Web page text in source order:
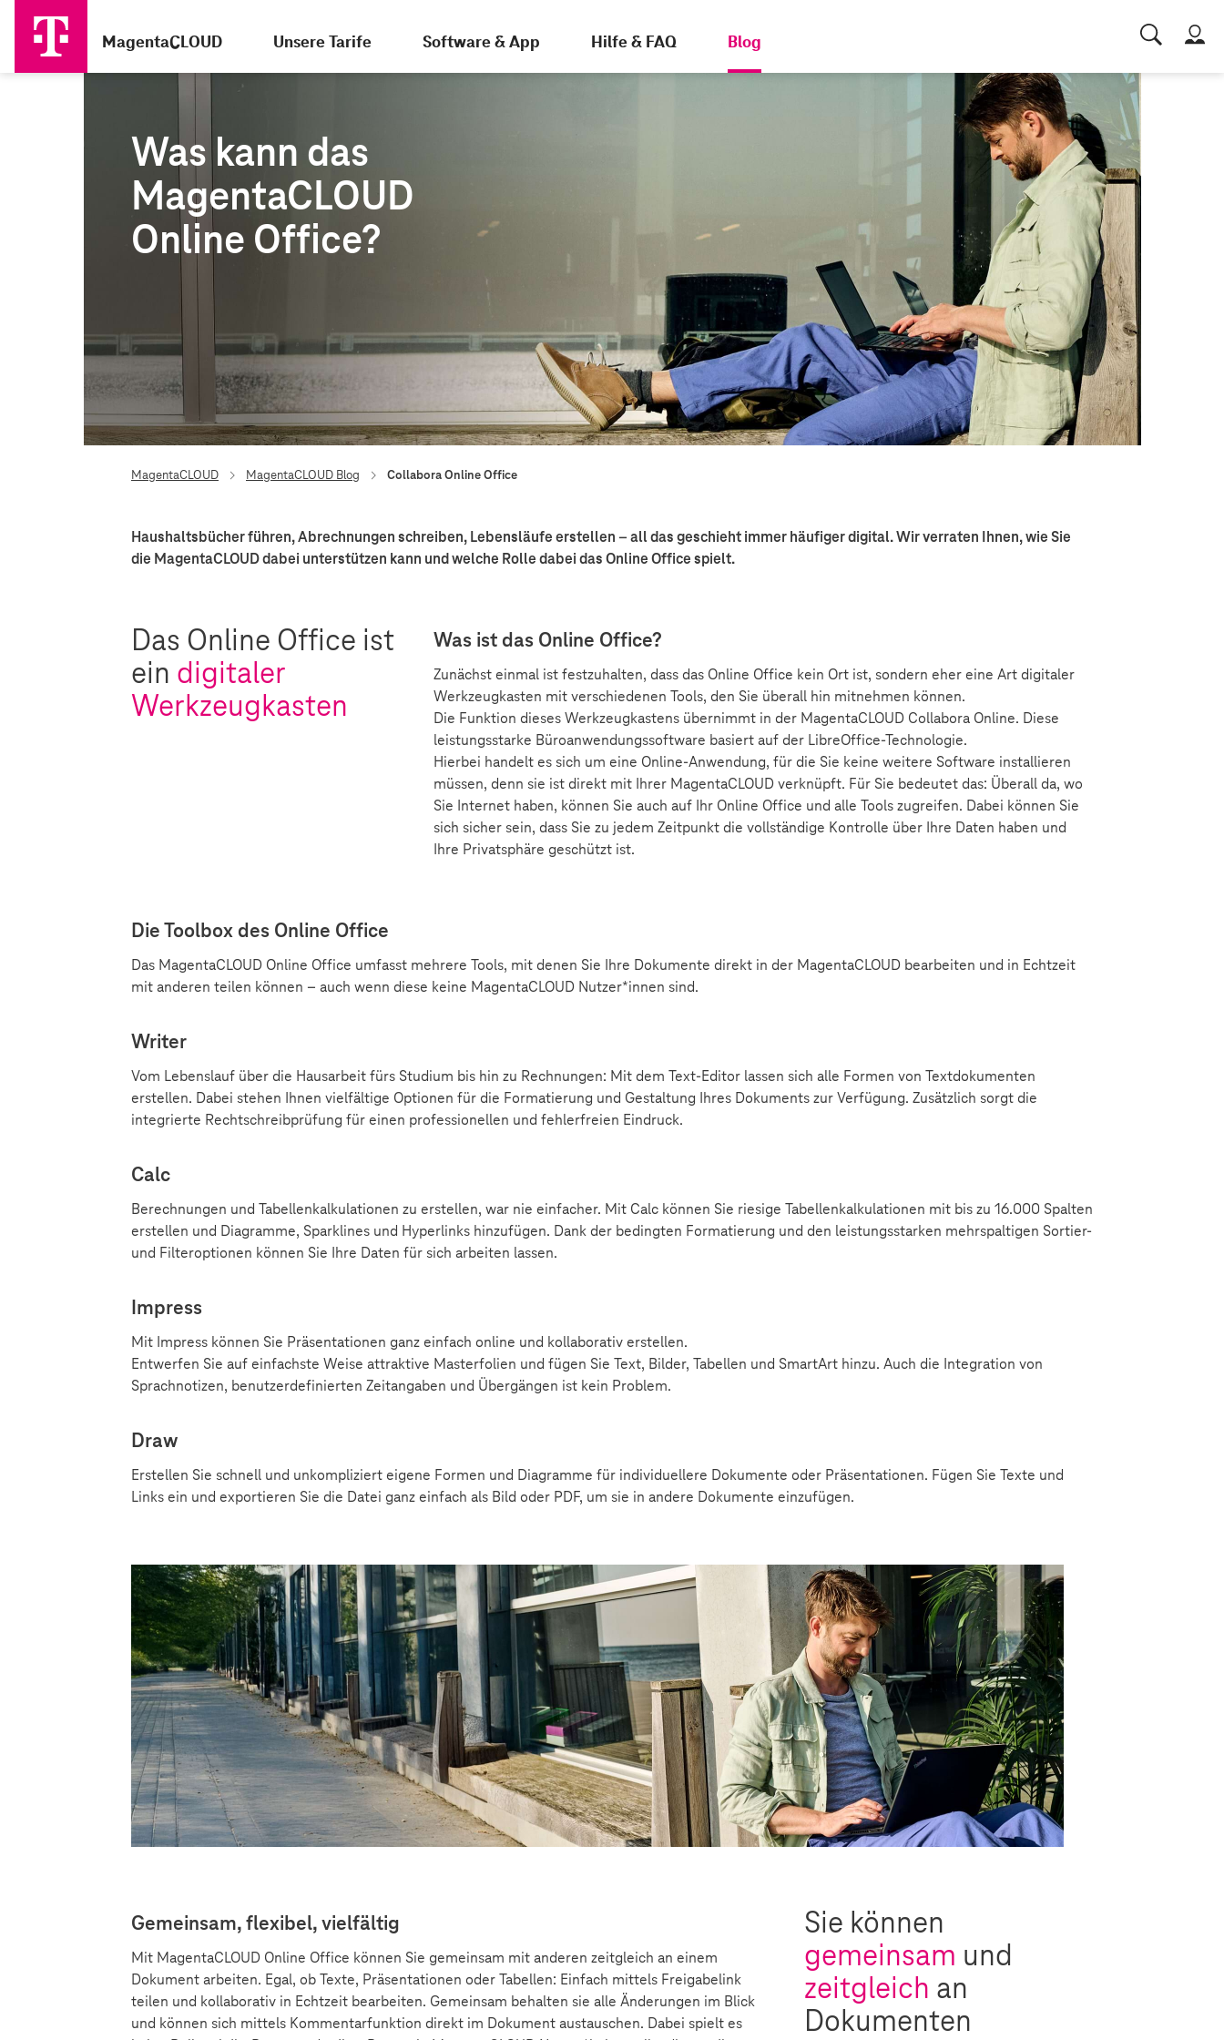
MagentaCLOUD Unsere Tarife Software & App Hilfe & FAQ Blog
Was kann das
MagentaCLOUD
Online Office?
MagentaCLOUD MagentaCLOUD Blog Collabora Online Office
Haushaltsbücher führen, Abrechnungen schreiben, Lebensläufe erstellen – all das geschieht immer häufiger digital. Wir verraten Ihnen, wie Sie
die MagentaCLOUD dabei unterstützen kann und welche Rolle dabei das Online Office spielt.
Das Online Office ist
ein digitaler
Werkzeugkasten
Was ist das Online Office?
Zunächst einmal ist festzuhalten, dass das Online Office kein Ort ist, sondern eher eine Art digitaler
Werkzeugkasten mit verschiedenen Tools, den Sie überall hin mitnehmen können.
Die Funktion dieses Werkzeugkastens übernimmt in der MagentaCLOUD Collabora Online. Diese
leistungsstarke Büroanwendungssoftware basiert auf der LibreOffice-Technologie.
Hierbei handelt es sich um eine Online-Anwendung, für die Sie keine weitere Software installieren
müssen, denn sie ist direkt mit Ihrer MagentaCLOUD verknüpft. Für Sie bedeutet das: Überall da, wo
Sie Internet haben, können Sie auch auf Ihr Online Office und alle Tools zugreifen. Dabei können Sie
sich sicher sein, dass Sie zu jedem Zeitpunkt die vollständige Kontrolle über Ihre Daten haben und
Ihre Privatsphäre geschützt ist.
Die Toolbox des Online Office
Das MagentaCLOUD Online Office umfasst mehrere Tools, mit denen Sie Ihre Dokumente direkt in der MagentaCLOUD bearbeiten und in Echtzeit
mit anderen teilen können – auch wenn diese keine MagentaCLOUD Nutzer*innen sind.
Writer
Vom Lebenslauf über die Hausarbeit fürs Studium bis hin zu Rechnungen: Mit dem Text-Editor lassen sich alle Formen von Textdokumenten
erstellen. Dabei stehen Ihnen vielfältige Optionen für die Formatierung und Gestaltung Ihres Dokuments zur Verfügung. Zusätzlich sorgt die
integrierte Rechtschreibprüfung für einen professionellen und fehlerfreien Eindruck.
Calc
Berechnungen und Tabellenkalkulationen zu erstellen, war nie einfacher. Mit Calc können Sie riesige Tabellenkalkulationen mit bis zu 16.000 Spalten
erstellen und Diagramme, Sparklines und Hyperlinks hinzufügen. Dank der bedingten Formatierung und den leistungsstarken mehrspaltigen Sortier-
und Filteroptionen können Sie Ihre Daten für sich arbeiten lassen.
Impress
Mit Impress können Sie Präsentationen ganz einfach online und kollaborativ erstellen.
Entwerfen Sie auf einfachste Weise attraktive Masterfolien und fügen Sie Text, Bilder, Tabellen und SmartArt hinzu. Auch die Integration von
Sprachnotizen, benutzerdefinierten Zeitangaben und Übergängen ist kein Problem.
Draw
Erstellen Sie schnell und unkompliziert eigene Formen und Diagramme für individuellere Dokumente oder Präsentationen. Fügen Sie Texte und
Links ein und exportieren Sie die Datei ganz einfach als Bild oder PDF, um sie in andere Dokumente einzufügen.
Sie können
gemeinsam und
zeitgleich an
Dokumenten
Gemeinsam, flexibel, vielfältig
Mit MagentaCLOUD Online Office können Sie gemeinsam mit anderen zeitgleich an einem
Dokument arbeiten. Egal, ob Texte, Präsentationen oder Tabellen: Einfach mittels Freigabelink
teilen und kollaborativ in Echtzeit bearbeiten. Gemeinsam behalten sie alle Änderungen im Blick
und können sich mittels Kommentarfunktion direkt im Dokument austauschen. Dabei spielt es